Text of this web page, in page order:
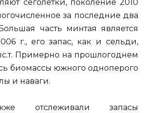
сеголетки, поколение 2010
за последние два
часть минтая является
г., его запас, как и сельди,
Примерно на прошлогоднем
биомассы южного одноперого
и наваги.
отслеживали запасы